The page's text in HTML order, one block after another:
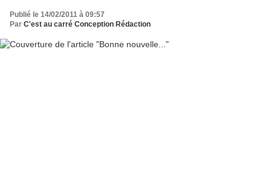
Publié le 14/02/2011 à 09:57
Par C'est au carré Conception Rédaction